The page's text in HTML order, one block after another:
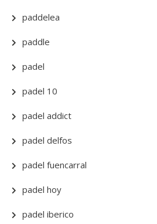
paddelea
paddle
padel
padel 10
padel addict
padel delfos
padel fuencarral
padel hoy
padel iberico